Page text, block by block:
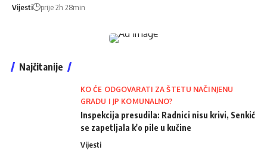
Vijesti prije 2h 28min
Najčitanije
KO ĆE ODGOVARATI ZA ŠTETU NAČINJENU
GRADU I JP KOMUNALNO?
Inspekcija presudila: Radnici nisu krivi, Senkić
se zapetljala k'o pile u kučine
Vijesti